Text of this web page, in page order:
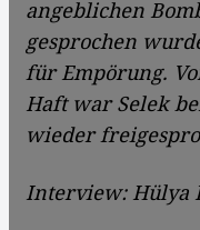
angeblichen
gesprochen
für Empörung.
Haft war Selek
wieder
Interview: Hülya